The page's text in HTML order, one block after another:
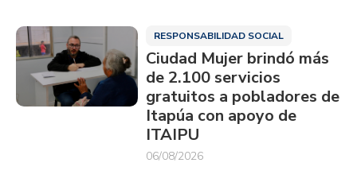
RESPONSABILIDAD SOCIAL
Ciudad Mujer brindó más
de 2.100 servicios
gratuitos a pobladores de
Itapúa con apoyo de
ITAIPU
06/08/2026